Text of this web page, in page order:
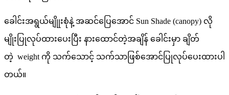
ခေါင်းအရွယ်မျိုုးစုံနဲ့ အဆင်ပြေအောင် Sun Shade (canopy) လို
မျိုးပြုလုပ်ထားပေးပြီး နားထောင်တဲ့အချိန် ခေါင်းမှာ ချိတ်
တဲ့ weight ကို သက်သောင့် သက်သာဖြစ်အောင်ပြုလုပ်ပေးထားပါ
တယ်။